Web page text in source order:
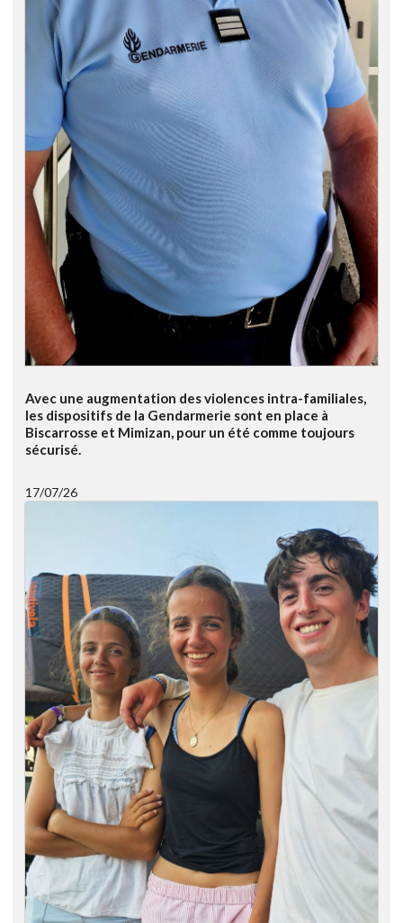
Avec une augmentation des violences intra-familiales,
les dispositifs de la Gendarmerie sont en place à
Biscarrosse et Mimizan, pour un été comme toujours
sécurisé.
17/07/26